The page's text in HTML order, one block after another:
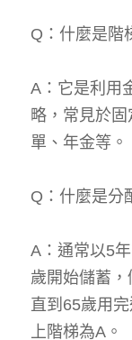
Q：什麼是階
A：它是利用
略，常見於
單、年金等。
Q：什麼是分
A：通常以5
歲開始儲蓄，
直到65歲用
上階梯為A。